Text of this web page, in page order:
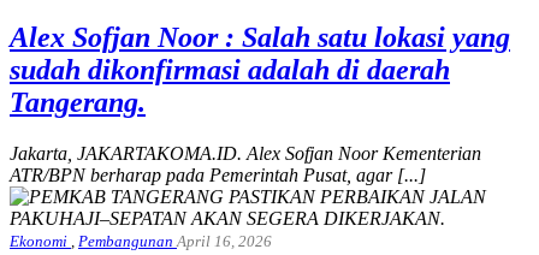
Alex Sofjan Noor : Salah satu lokasi yang
sudah dikonfirmasi adalah di daerah
Tangerang.
Jakarta, JAKARTAKOMA.ID. Alex Sofjan Noor Kementerian
ATR/BPN berharap pada Pemerintah Pusat, agar [...]
Ekonomi , PembangunanApril 16, 2026